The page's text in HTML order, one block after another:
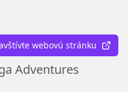
webovú stránku
Adventures